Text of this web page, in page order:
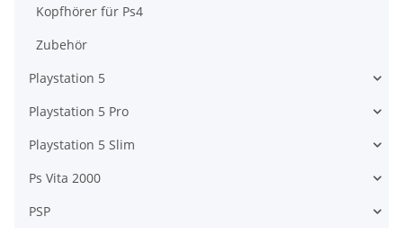
Kopfhörer für Ps4
Zubehör
Playstation 5
Playstation 5 Pro
Playstation 5 Slim
Ps Vita 2000
PSP